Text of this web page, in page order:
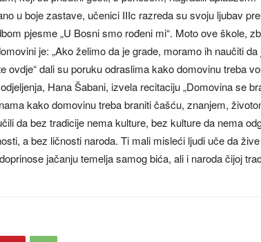
u boje zastave, učenici IIIc razreda su svoju ljubav
pjesme „U Bosni smo rođeni mi“. Moto ove škole,
je: „Ako želimo da je grade, moramo ih naučiti
ovdje“ dali su poruku odraslima kako domovinu treba
Hana Šabani, izvela recitaciju „Domovina se
kako domovinu treba braniti čašću, znanjem,
da bez tradicije nema kulture, bez kulture da nema
a bez ličnosti naroda. Ti mali misleći ljudi uče da
jačanju temelja samog bića, ali i naroda čijoj